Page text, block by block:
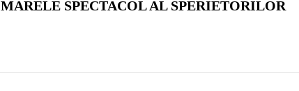
MARELE SPECTACOL AL SPERIETORILOR